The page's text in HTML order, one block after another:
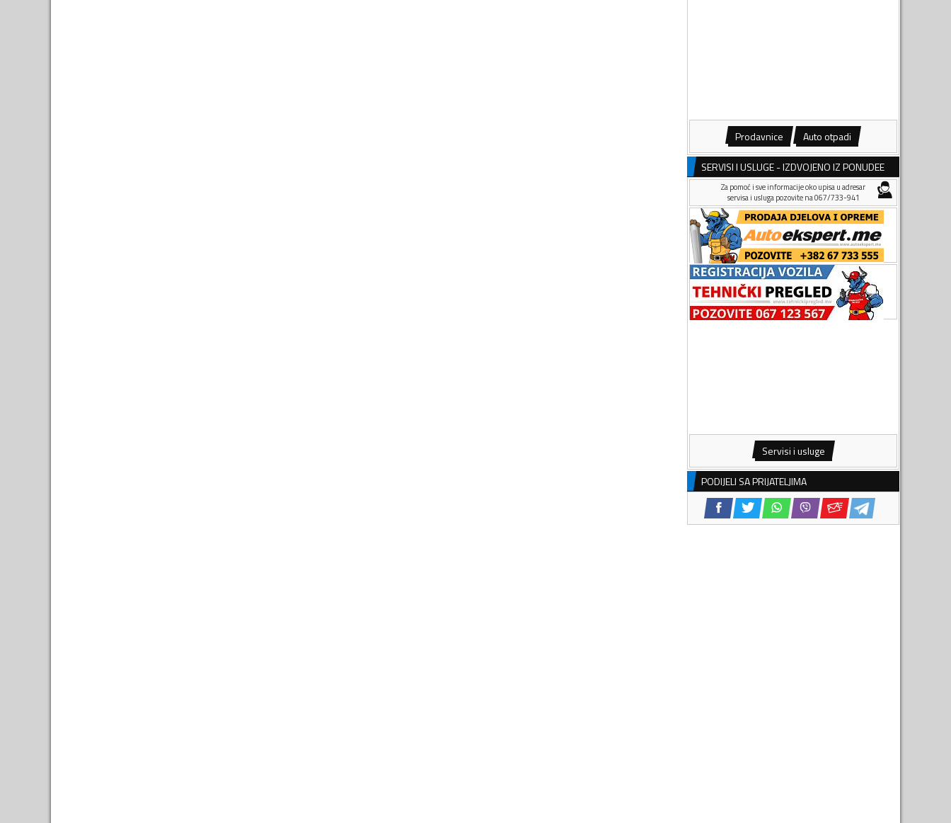
Prodavnice Auto otpadi
SERVISI I USLUGE - IZDVOJENO IZ PONUDEE
Za pomoć i sve informacije oko upisa u adresar
servisa i usluga pozovite na 067/733-941
Servisi i usluge
PODIJELI SA PRIJATELJIMA